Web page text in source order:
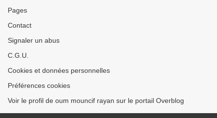
Pages
Contact
Signaler un abus
C.G.U.
Cookies et données personnelles
Préférences cookies
Voir le profil de oum mouncif rayan sur le portail Overblog